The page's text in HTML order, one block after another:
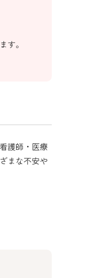
す。
護師・医療
まな不安や